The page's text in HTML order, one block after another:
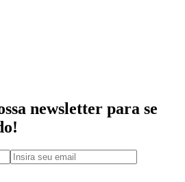
newsletter para se